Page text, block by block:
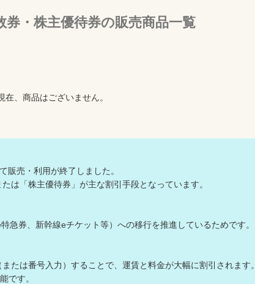
券・株主優待券の販売商品一覧
在、商品はございません。
販売・利用が終了しました。
「株主優待券」が主な割引手段となっています。
急券、新幹線eチケット等）への移行を推進しているためです。
たは番号入力）することで、運賃と料金が大幅に割引されます。
です。